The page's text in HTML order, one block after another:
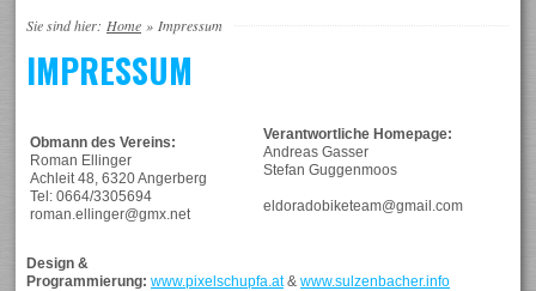
Sie sind hier: Home » Impressum
IMPRESSUM
Obmann des Vereins:
Roman Ellinger
Achleit 48, 6320 Angerberg
Tel: 0664/3305694
roman.ellinger@gmx.net
Verantwortliche Homepage:
Andreas Gasser
Stefan Guggenmoos
eldoradobiketeam@gmail.com
Design &
Programmierung: www.pixelschupfa.at&www.sulzenbacher.info